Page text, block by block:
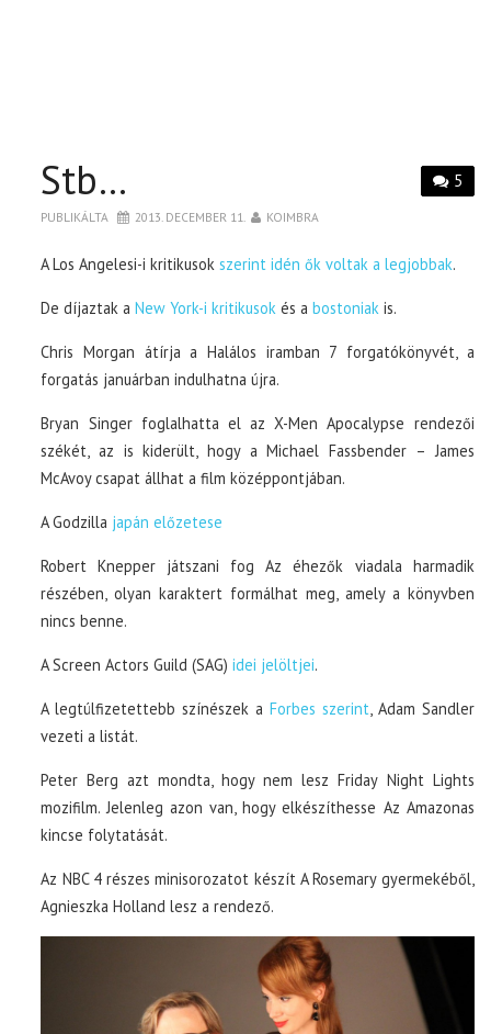
5
Stb…
PUBLIKÁLTA 2013. DECEMBER 11. KOIMBRA
A Los Angelesi-i kritikusok szerint idén ők voltak a legjobbak.
De díjaztak aNew York-i kritikusok és abostoniak is.
Chris Morgan átírja a Halálos iramban 7 forgatókönyvét, a
forgatás januárban indulhatna újra.
Bryan Singer foglalhatta el az X-Men Apocalypse rendezői
székét, az is kiderült, hogy a Michael Fassbender – James
McAvoy csapat állhat a film középpontjában.
A Godzilla japán előzetese
Robert Knepper játszani fog Az éhezők viadala harmadik
részében, olyan karaktert formálhat meg, amely a könyvben
nincs benne.
A Screen Actors Guild (SAG)idei jelöltjei.
A legtúlfizetettebb színészek a Forbes szerint, Adam Sandler
vezeti a listát.
Peter Berg azt mondta, hogy nem lesz Friday Night Lights
mozifilm. Jelenleg azon van, hogy elkészíthesse Az Amazonas
kincse folytatását.
Az NBC 4 részes minisorozatot készít A Rosemary gyermekéből,
Agnieszka Holland lesz a rendező.